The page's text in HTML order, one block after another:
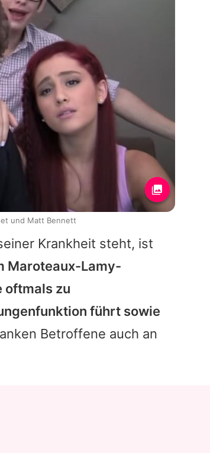
Krankheit steht, ist
Maroteaux-Lamy-
oftmals zu
führt sowie
Betroffene auch an
und Matt Bennett